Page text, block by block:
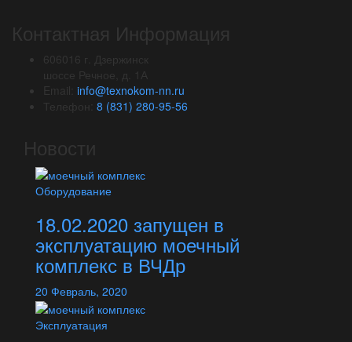
Контактная Информация
606016 г. Дзержинск
шоссе Речное, д. 1А
Email: info@texnokom-nn.ru
Телефон: 8 (831) 280-95-56
Новости
Оборудование
18.02.2020 запущен в
эксплуатацию моечный
комплекс в ВЧДр
20 Февраль, 2020
Эксплуатация